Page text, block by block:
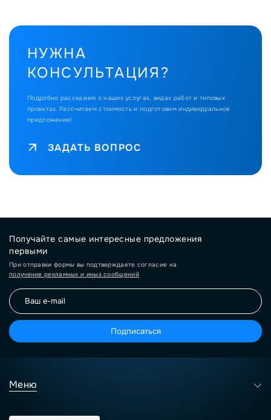
НУЖНА
КОНСУЛЬТАЦИЯ?
Подробно расскажем о наших услугах, видах работ и типовых
проектах. Рассчитаем стоимость и подготовим индивидуальное
предложение!
ЗАДАТЬ ВОПРОС
Получайте самые интересные предложения
первыми
При отправки формы вы подтверждаете согласие на
получение рекламных и иных сообщений
Подписаться
Меню